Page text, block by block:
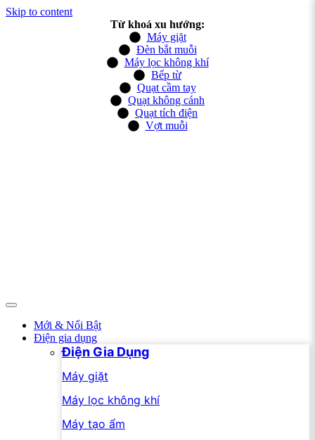
Skip to content
Từ khoá xu hướng:
Máy giặt
Đèn bắt muỗi
Máy lọc không khí
Bếp từ
Quạt cầm tay
Quạt không cánh
Quạt tích điện
Vợt muỗi
Mới & Nổi Bật
Điện gia dụng
Điện Gia Dụng
Máy giặt
Máy lọc không khí
Máy tạo ẩm